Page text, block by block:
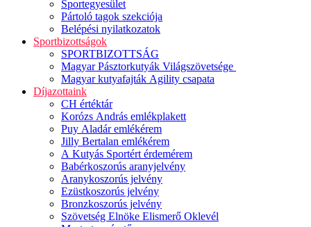
Sportegyesület
Pártoló tagok szekciója
Belépési nyilatkozatok
Sportbizottságok
SPORTBIZOTTSÁG
Magyar Pásztorkutyák Világszövetsége
Magyar kutyafajták Agility csapata
Díjazottaink
CH értéktár
Korózs András emlékplakett
Puy Aladár emlékérem
Jilly Bertalan emlékérem
A Kutyás Sportért érdemérem
Babérkoszorús aranyjelvény
Aranykoszorús jelvény
Ezüstkoszorús jelvény
Bronzkoszorús jelvény
Szövetség Elnöke Elismerő Oklevél